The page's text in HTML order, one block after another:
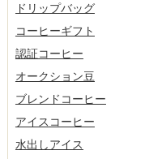
ドリップバッグ
コーヒーギフト
認証コーヒー
オークション豆
ブレンドコーヒー
アイスコーヒー
水出しアイス